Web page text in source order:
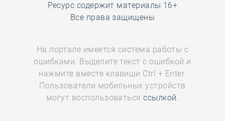
Ресурс содержит материалы 16+
Все права защищены
На портале имеется система работы с
ошибками. Выделите текст с ошибкой и
нажмите вместе клавиши Ctrl + Enter.
Пользователи мобильных устройств
могут воспользоватьсяссылкой.